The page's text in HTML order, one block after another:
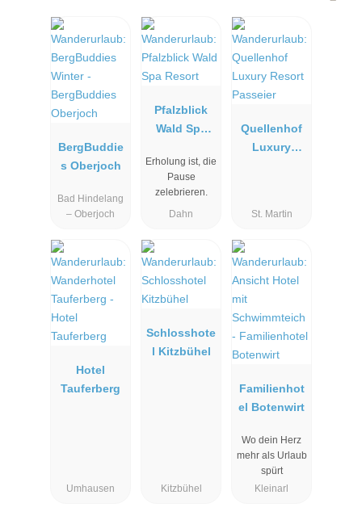
BergBuddie
s Oberjoch
Bad Hindelang
– Oberjoch
Pfalzblick
Wald Spa
Erholung ist, die
Pause
zelebrieren.
Dahn
Quellenhof
Luxury
St. Martin
Hotel
Tauferberg
Umhausen
Schlosshote
l Kitzbühel
Kitzbühel
Familienhot
el Botenwirt
Wo dein Herz
mehr als Urlaub
spürt
Kleinarl